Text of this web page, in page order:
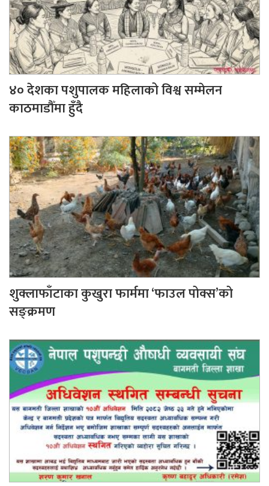
४० देशका पशुपालक महिलाको विश्व सम्मेलन
काठमाडौँमा हुँदै
शुक्लाफाँटाका कुखुरा फार्ममा ‘फाउल पोक्स’को
सङ्क्रमण